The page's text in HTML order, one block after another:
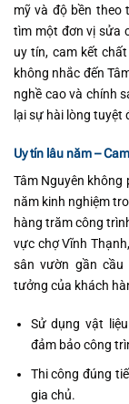
mỹ và độ bền theo
tìm một đơn vị sửa
uy tín, cam kết
không nhắc đến
nghề cao và chính
lại sự hài lòng tuyệt
Uy tín lâu năm –
Tâm Nguyên không
năm kinh nghiệm
hàng trăm công
vực chợ Vĩnh
sân vườn gần cầu
tưởng của khách
Sử dụng vật
đảm bảo công
Thi công đúng
gia chủ.